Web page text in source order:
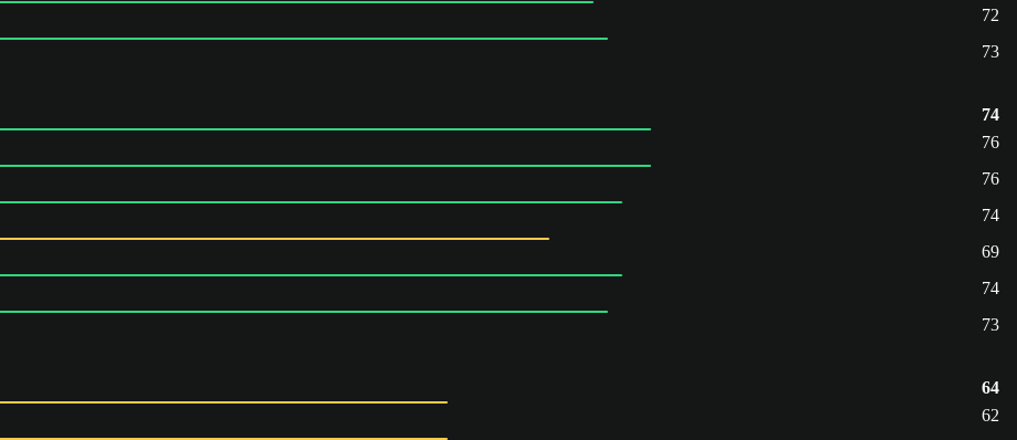
72
73
74
76
76
74
69
74
73
64
62